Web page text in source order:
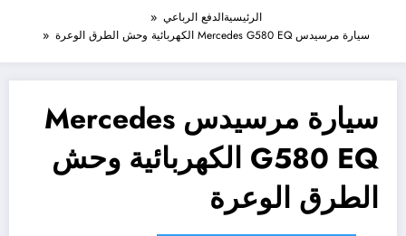
الرئيسيةالدفع الرباعي
سيارة مرسيدس Mercedes G580 EQ الكهربائية وحش الطرق الوعرة
سيارة مرسيدس Mercedes
G580 EQ الكهربائية وحش
الطرق الوعرة